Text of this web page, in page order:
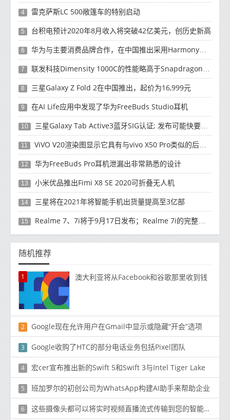
4 雷克萨斯LC 500敞篷车的特别启动
5 台积电预计2020年8月收入将突破42亿美元，创历史新高
6 华为与主要消费品牌合作，在中国推出采用HarmonyOS 2.0的智能家居产品
7 联发科技Dimensity 1000C的性能略高于Snapdragon 765G
8 三星Galaxy Z Fold 2在中国推出，起价为16,999元
9 在AI Life应用中发现了华为FreeBuds Studio耳机
10 三星Galaxy Tab Active3蓝牙SIG认证; 发布可能快要结束了
11 ViVO V20渲染图显示它具有与vivo X50 Pro类似的后部设计
12 华为FreeBuds Pro耳机泄漏出非常熟悉的设计
13 小米优品推出Fimi X8 SE 2020可折叠无人机
14 三星将在2021年将智能手机出货量提高至3亿部
15 Realme 7、7i将于9月17日发布；Realme 7i的完整规格并导致泄漏
随机推荐
1 澳大利亚将从Facebook和谷歌那里收到钱
2 Google现在允许用户在Gmail中显示或隐藏“开会”选项
3 Google收购了HTC的部分电话业务包括Pixel团队
4 宏cer宣布推出新的Swift 5和Swift 3与Intel Tiger Lake
5 班加罗尔的初创公司为WhatsApp构建AI助手来帮助企业
6 这些摄像头都可以将实时视频直播流式传输到您的智能手机